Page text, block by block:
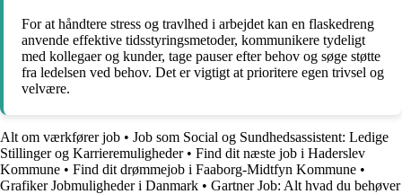
For at håndtere stress og travlhed i arbejdet kan en flaskedreng
anvende effektive tidsstyringsmetoder, kommunikere tydeligt
med kollegaer og kunder, tage pauser efter behov og søge støtte
fra ledelsen ved behov. Det er vigtigt at prioritere egen trivsel og
velvære.
Alt om værkfører job • Job som Social og Sundhedsassistent: Ledige
Stillinger og Karrieremuligheder• Find dit næste job i Haderslev
Kommune • Find dit drømmejob i Faaborg-Midtfyn Kommune •
Grafiker Jobmuligheder i Danmark • Gartner Job: Alt hvad du behøver